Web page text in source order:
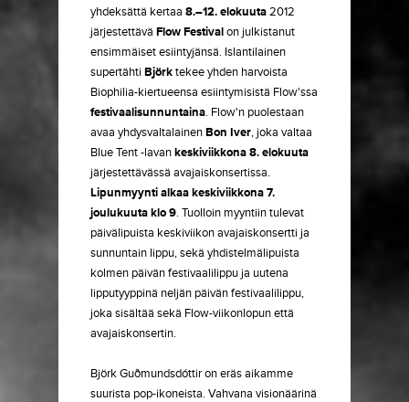
yhdeksättä kertaa 8.–12. elokuuta2012
järjestettävä Flow Festivalon julkistanut
ensimmäiset esiintyjänsä. Islantilainen
supertähti Björktekee yhden harvoista
Biophilia-kiertueensa esiintymisistä Flow'ssa
festivaalisunnuntaina. Flow'n puolestaan
avaa yhdysvaltalainenBon Iver, joka valtaa
Blue Tent -lavankeskiviikkona 8. elokuuta
järjestettävässä avajaiskonsertissa.
Lipunmyynti alkaa keskiviikkona 7.
joulukuuta klo 9. Tuolloin myyntiin tulevat
päivälipuista keskiviikon avajaiskonsertti ja
sunnuntain lippu, sekä yhdistelmälipuista
kolmen päivän festivaalilippu ja uutena
lipputyyppinä neljän päivän festivaalilippu,
joka sisältää sekä Flow-viikonlopun että
avajaiskonsertin.
Björk Guðmundsdóttir on eräs aikamme
suurista pop-ikoneista. Vahvana visionäärinä